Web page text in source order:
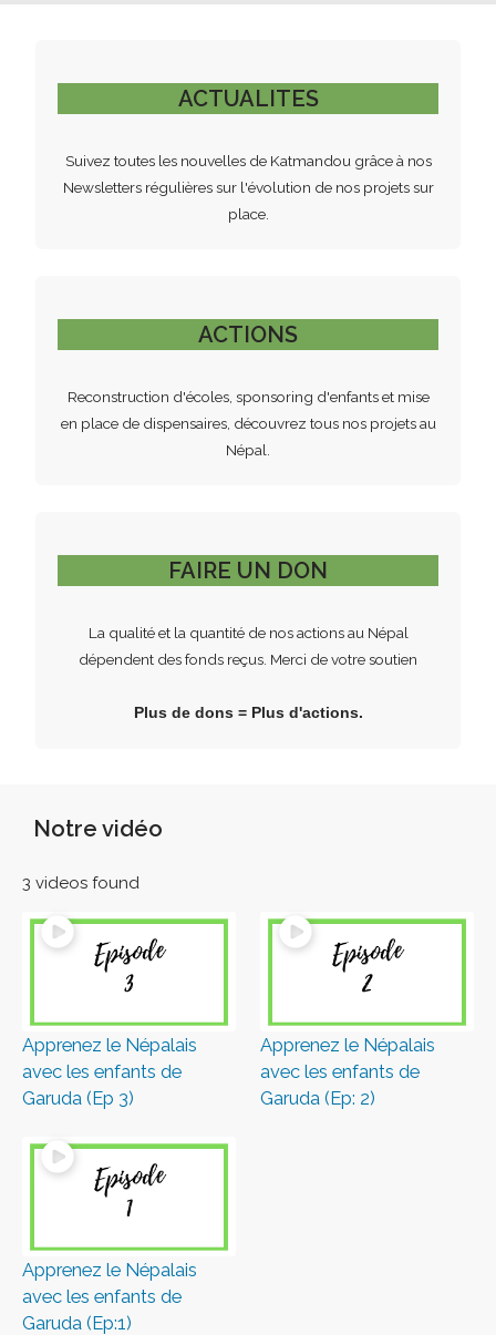
FAIRE UN DON
La qualité et la quantité de nos actions au Népal
dépendent des fonds reçus. Merci de votre soutien
Plus de dons = Plus d'actions.
ACTIONS
Reconstruction d'écoles, sponsoring d'enfants et mise
en place de dispensaires, découvrez tous nos projets au
Népal.
ACTUALITES
Suivez toutes les nouvelles de Katmandou grâce à nos
Newsletters régulières sur l'évolution de nos projets sur
place.
Notre vidéo
3 videos found
Apprenez le Népalais
avec les enfants de
Garuda (Ep 3)
Apprenez le Népalais
avec les enfants de
Garuda (Ep: 2)
Apprenez le Népalais
avec les enfants de
Garuda (Ep:1)